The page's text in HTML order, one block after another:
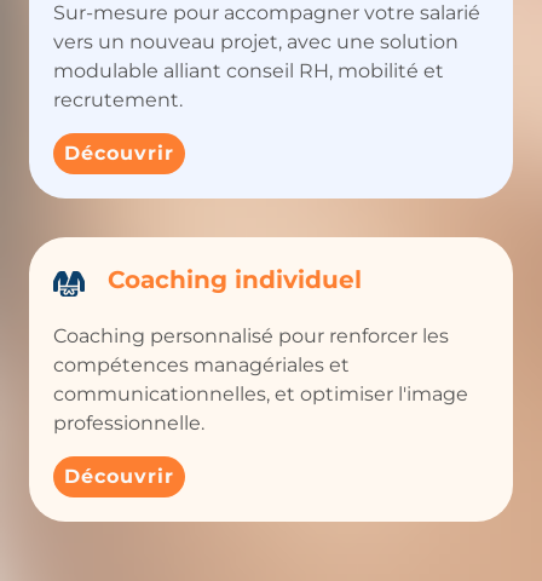
Sur-mesure pour accompagner votre salarié
vers un nouveau projet, avec une solution
modulable alliant conseil RH, mobilité et
recrutement.
Découvrir
Coaching individuel
Coaching personnalisé pour renforcer les
compétences managériales et
communicationnelles, et optimiser l'image
professionnelle.
Découvrir